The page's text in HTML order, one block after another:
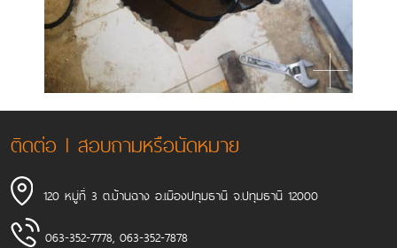
ติดต่อ l สอบถามหรือนัดหมาย
120 หมู่ที่ 3 ต.บ้านฉาง อ.เมืองปทุมธานี จ.ปทุมธานี 12000
063-352-7778, 063-352-7878